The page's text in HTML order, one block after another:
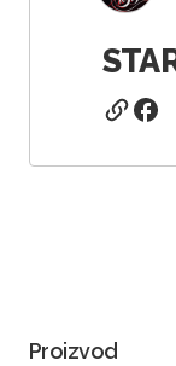
Proizvod